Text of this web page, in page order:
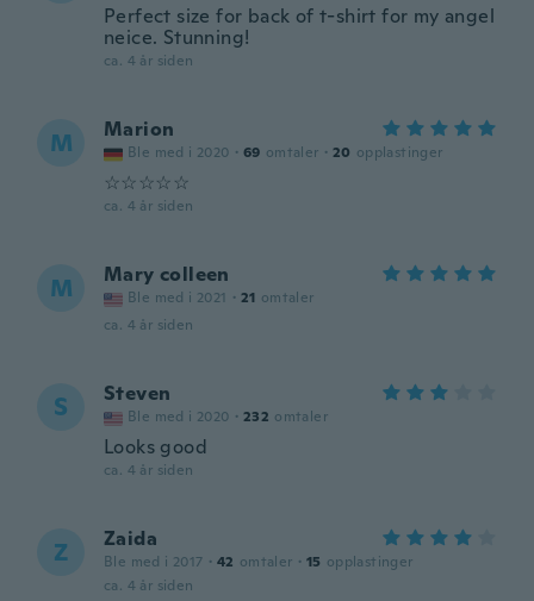
Perfect size for back of t-shirt for my angel
neice. Stunning!
ca. 4 år siden
M Marion
Ble med i 2020 · 69 omtaler · 20 opplastinger
☆☆☆☆☆
ca. 4 år siden
M Mary colleen
Ble med i 2021 · 21 omtaler
ca. 4 år siden
S Steven
Ble med i 2020 · 232 omtaler
Looks good
ca. 4 år siden
Z Zaida
Ble med i 2017 · 42 omtaler · 15 opplastinger
ca. 4 år siden